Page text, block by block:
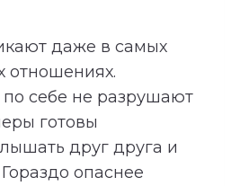
даже в самых
отношениях.
себе не разрушают
готовы
друг друга и
опаснее